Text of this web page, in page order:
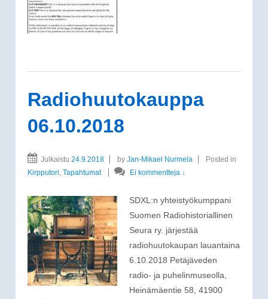
Radiohuutokauppa
06.10.2018
Julkaistu 24.9.2018 by Jan-Mikael Nurmela
Posted in
Kirpputori, Tapahtumat Ei kommentteja ↓
SDXL:n yhteistyökumppani
Suomen Radiohistoriallinen
Seura ry. järjestää
radiohuutokaupan lauantaina
6.10.2018 Petäjäveden
radio- ja puhelinmuseolla,
Heinämäentie 58, 41900